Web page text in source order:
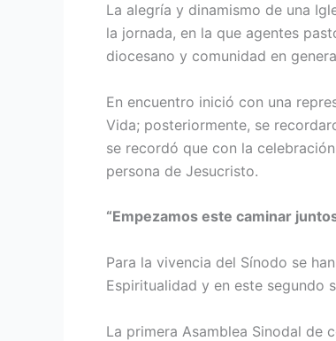
La alegría y dinamismo de una
la jornada, en la que agentes
diocesano y comunidad en
En encuentro inició con una
Vida; posteriormente, se
se recordó que con la
persona de Jesucristo.
“Empezamos este caminar
Para la vivencia del Sínodo se
Espiritualidad y en este segundo
La primera Asamblea Sinodal de